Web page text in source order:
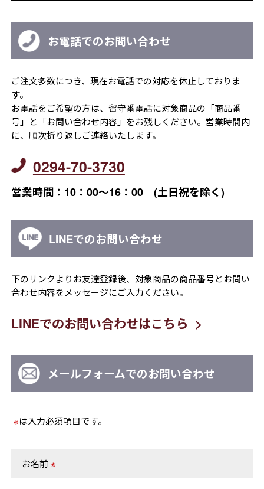
お電話でのお問い合わせ
ご注文多数につき、現在お電話での対応を休止しておりま
す。
お電話をご希望の方は、留守番電話に対象商品の「商品番
号」と「お問い合わせ内容」をお残しください。営業時間内
に、順次折り返しご連絡いたします。
0294-70-3730
営業時間：10：00～16：00 (土日祝を除く)
LINEでのお問い合わせ
下のリンクよりお友達登録後、対象商品の商品番号とお問い
合わせ内容をメッセージにご入力ください。
LINEでのお問い合わせはこちら
メールフォームでのお問い合わせ
※は入力必須項目です。
お名前※